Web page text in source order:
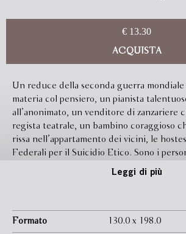
€ 13.30
ACQUISTA
Un reduce della seconda guerra
materia col pensiero, un pianista
all’anonimato, un venditore di zanzariere
regista teatrale, un bambino coraggioso
rissa nell’appartamento dei vicini, le
Federali per il Suicidio Etico. Sono i
questa raccolta di racconti satirici e
stupefacente varietà di generi, di
Leggi di più
Formato 130.0 x 198.0